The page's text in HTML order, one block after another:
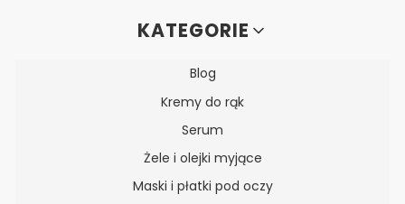
Linki w stopceKATEGORIE
Blog
Kremy do rąk
Serum
Żele i olejki myjące
Maski i płatki pod oczy